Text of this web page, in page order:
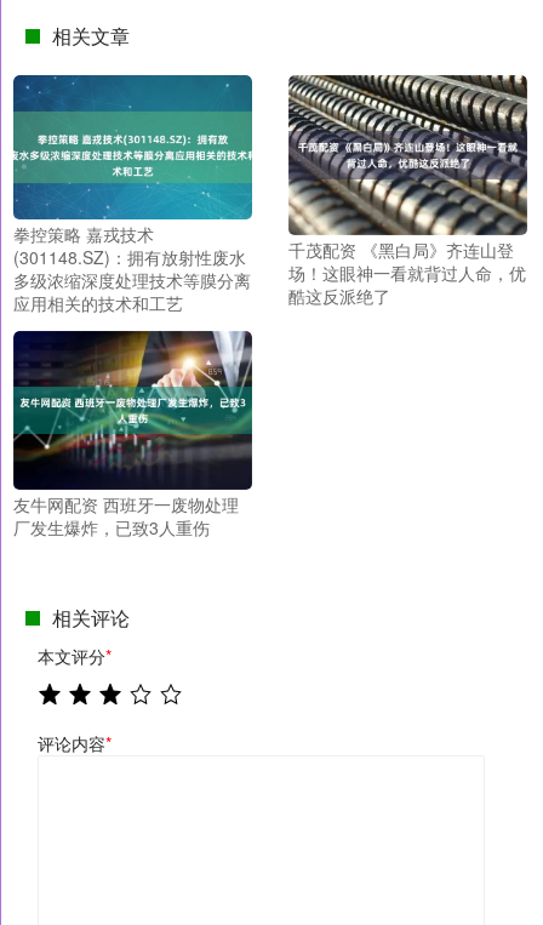
相关文章
拳控策略 嘉戎技术
(301148.SZ)：拥有放射性废水
多级浓缩深度处理技术等膜分离
应用相关的技术和工艺
千茂配资 《黑白局》齐连山登
场！这眼神一看就背过人命，优
酷这反派绝了
友牛网配资 西班牙一废物处理
厂发生爆炸，已致3人重伤
相关评论
本文评分*
评论内容*